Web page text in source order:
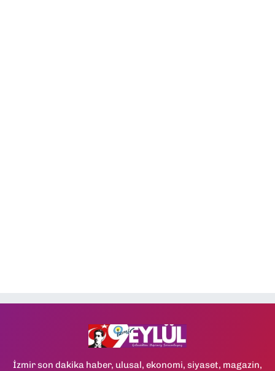
İzmir son dakika haber, ulusal, ekonomi, siyaset, magazin,